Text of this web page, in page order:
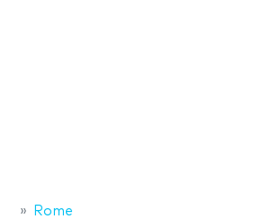
Rome